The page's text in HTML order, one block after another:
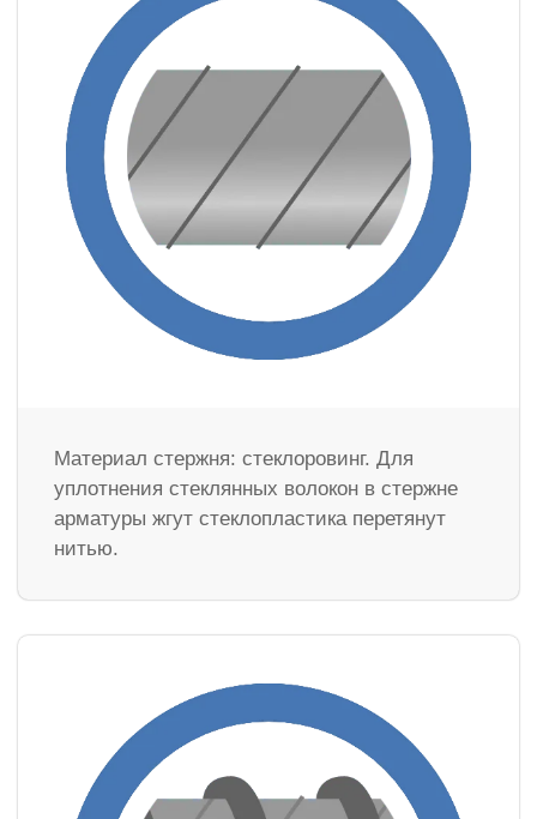
Материал стержня: стеклоровинг. Для
уплотнения стеклянных волокон в стержне
арматуры жгут стеклопластика перетянут
нитью.